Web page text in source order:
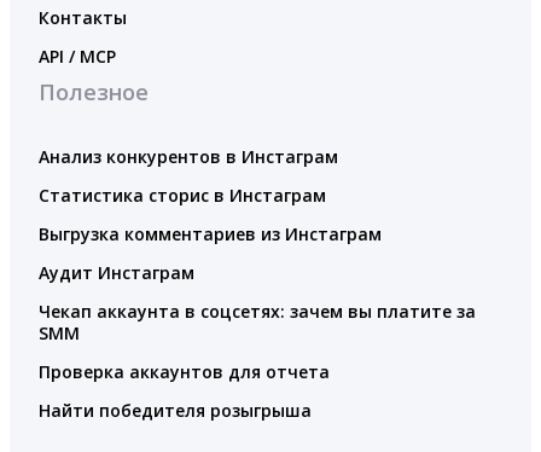
Контакты
API / MCP
Полезное
Анализ конкурентов в Инстаграм
Статистика сторис в Инстаграм
Выгрузка комментариев из Инстаграм
Аудит Инстаграм
Чекап аккаунта в соцсетях: зачем вы платите за
SMM
Проверка аккаунтов для отчета
Найти победителя розыгрыша